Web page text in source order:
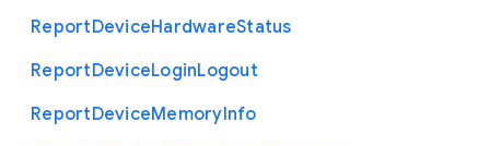
ReportDeviceHardwareStatus
ReportDeviceLoginLogout
ReportDeviceMemoryInfo